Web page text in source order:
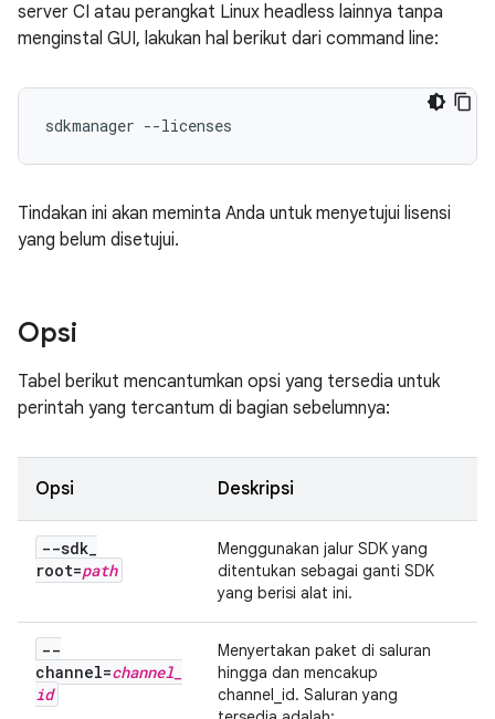
server CI atau perangkat Linux headless lainnya tanpa
menginstal GUI, lakukan hal berikut dari command line:
sdkmanager --licenses
Tindakan ini akan meminta Anda untuk menyetujui lisensi
yang belum disetujui.
Opsi
Tabel berikut mencantumkan opsi yang tersedia untuk
perintah yang tercantum di bagian sebelumnya:
Opsi Deskripsi
--sdk_
root=path
Menggunakan jalur SDK yang
ditentukan sebagai ganti SDK
yang berisi alat ini.
--
channel=channel
id
Menyertakan paket di saluran
hingga dan mencakup
channel_id. Saluran yang